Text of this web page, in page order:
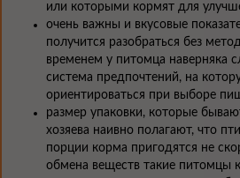
или которыми кормят для
очень важны и вкусовые
получится разобраться без
временем у питомца наверняка
система предпочтений, на
ориентироваться при выборе
размер упаковки, которые
хозяева наивно полагают, что
порции корма пригодятся не
обмена веществ такие питомцы